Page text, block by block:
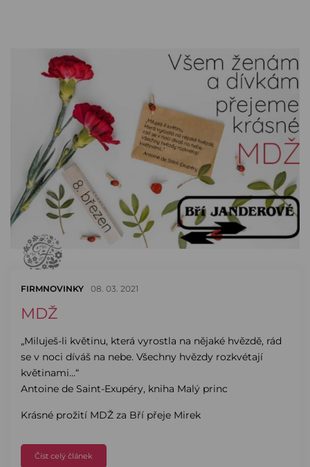
FIRMNOVINKY 08. 03. 2021
MDŽ
„Miluješ-li květinu, která vyrostla na nějaké hvězdě, rád
se v noci díváš na nebe. Všechny hvězdy rozkvétají
květinami…“
Antoine de Saint-Exupéry, kniha Malý princ
Krásné prožití MDŽ za Bří přeje Mirek
Číst celý článek